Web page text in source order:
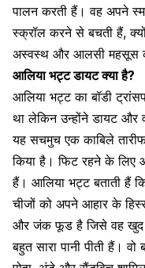
पालन करती हैं। वह अपने
स्क्रॉल करने से बचती हैं,
अस्वस्थ और आलसी महसूस
आलिया भट्ट डायट क्या है?
आलिया भट्ट का बॉडी
था लेकिन उन्होंने डायट
यह सचमुच एक काबिले
किया है। फिट रहने के लिए
हैं। आलिया भट्ट बताती हैं
चीजों को अपने आहार के
और जंक फूड है जिसे वह खुद
बहुत सारा पानी पीती हैं।